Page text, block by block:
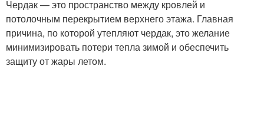
Чердак — это пространство между кровлей и
потолочным перекрытием верхнего этажа. Главная
причина, по которой утепляют чердак, это желание
минимизировать потери тепла зимой и обеспечить
защиту от жары летом.